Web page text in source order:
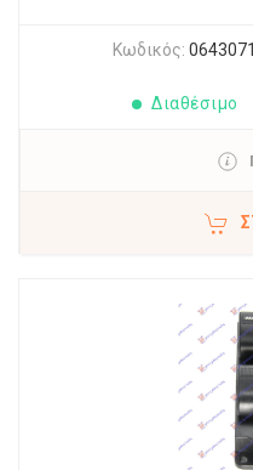
Κωδικός:
Διαθέσιμο